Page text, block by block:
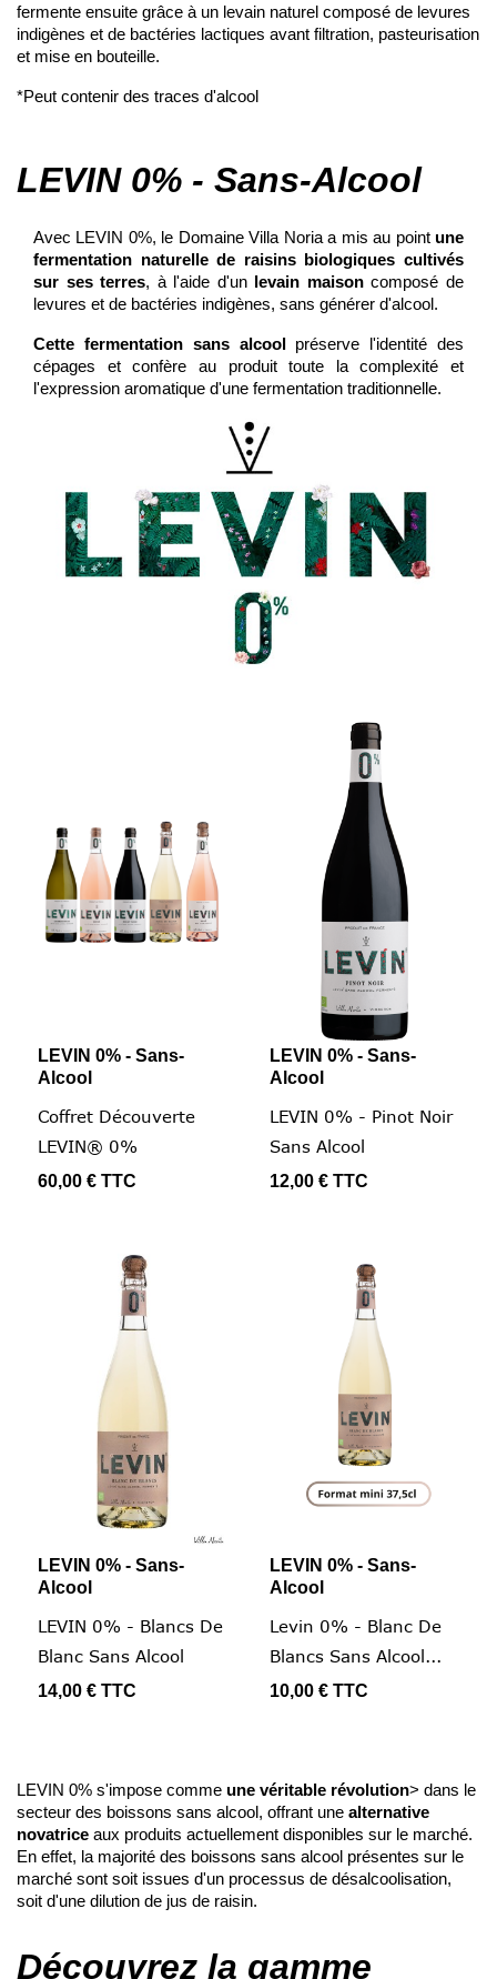
fermente ensuite grâce à un levain naturel composé de levures
indigènes et de bactéries lactiques avant filtration, pasteurisation
et mise en bouteille.
*Peut contenir des traces d'alcool
LEVIN 0% - Sans-Alcool
Avec LEVIN 0%, le Domaine Villa Noria a mis au point une
fermentation naturelle de raisins biologiques cultivés
sur ses terres, à l'aide d'un levain maisoncomposé de
levures et de bactéries indigènes, sans générer d'alcool.
Cette fermentation sans alcoolpréserve l'identité des
cépages et confère au produit toute la complexité et
l'expression aromatique d'une fermentation traditionnelle.
LEVIN 0% - Sans-
Alcool
Coffret Découverte
LEVIN® 0%
60,00 € TTC
LEVIN 0% - Sans-
Alcool
LEVIN 0% - Pinot Noir
Sans Alcool
12,00 € TTC
LEVIN 0% - Sans-
Alcool
LEVIN 0% - Blancs De
Blanc Sans Alcool
14,00 € TTC
LEVIN 0% - Sans-
Alcool
Levin 0% - Blanc De
Blancs Sans Alcool...
10,00 € TTC
LEVIN 0% s'impose comme une véritable révolution> dans le
secteur des boissons sans alcool, offrant une alternative
novatrice aux produits actuellement disponibles sur le marché.
En effet, la majorité des boissons sans alcool présentes sur le
marché sont soit issues d'un processus de désalcoolisation,
soit d'une dilution de jus de raisin.
Découvrez la gamme